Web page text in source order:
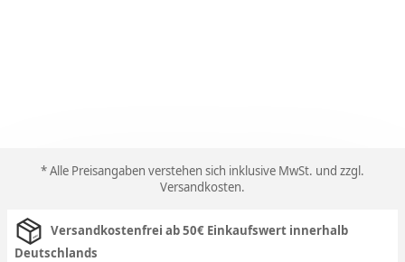
* Alle Preisangaben verstehen sich inklusive MwSt. und zzgl.
Versandkosten.
Versandkostenfrei ab 50€ Einkaufswert innerhalb
Deutschlands